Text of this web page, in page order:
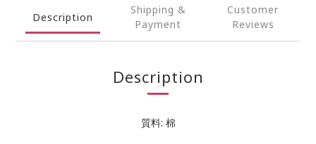
Description
Shipping &
Payment
Customer
Reviews
Description
質料: 棉